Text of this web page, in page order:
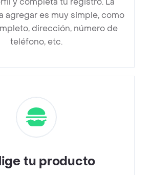
agregar es muy simple, como
dirección, número de
teléfono, etc.
tu producto